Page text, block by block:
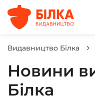
Видавництво Білка
Новини
Білка